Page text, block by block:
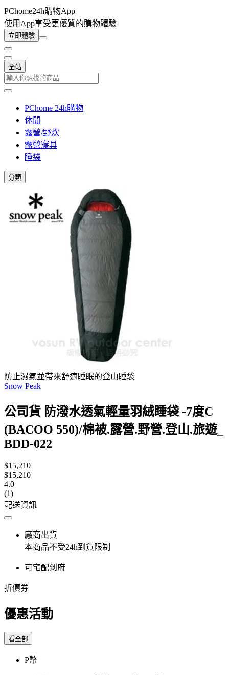
PChome24h購物App
使用App享受更優質的購物體驗
立即體驗
全站
PChome 24h購物
休閒
露營/野炊
露營寢具
睡袋
分類
防止濕氣並帶來舒適睡眠的登山睡袋
Snow Peak
公司貨 防潑水透氣輕量羽絨睡袋 -7度C
(BACOO 550)/棉被.露營.野營.登山.旅遊_
BDD-022
$15,210
$15,210
4.0
(1)
配送資訊
廠商出貨
本商品不受24h到貨限制
可宅配到府
折價券
優惠活動
看全部
P幣